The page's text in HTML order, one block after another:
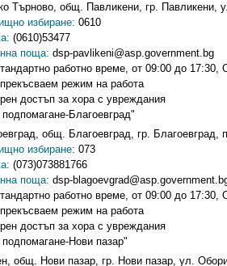
Търново, общ. Павликени, гр. Павликени,
избиране: 0610
(0610)53477
поща: dsp-pavlikeni@asp.government.bg
работно време, от 09:00 до
режим на работа
достъп за хора с увреждания
Благоевград"
общ. Благоевград, гр.
избиране: 073
(073)073881766
поща: dsp-
работно време, от 09:00 до
режим на работа
достъп за хора с увреждания
Нови пазар"
общ. Нови пазар, гр. Нови пазар, ул.